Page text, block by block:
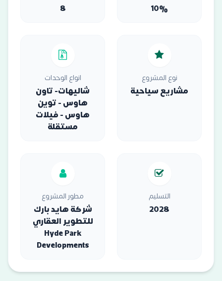
10%
8
نوع المشروع
مشاريع سياحية
انواع الوحدات
شاليهات- تاون
هاوس - توين
هاوس - فيلات
مستقلة
التسليم
2028
مطور المشروع
شركة هايد بارك
للتطوير العقاري
Hyde Park
Developments